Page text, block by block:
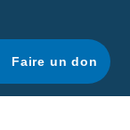
Faire un don